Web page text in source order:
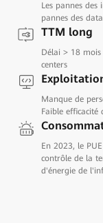
Les pannes
pannes des
TTM long
Délai > 18
centers
Manque de
Faible
En 2023, le
contrôle de la
d'énergie de